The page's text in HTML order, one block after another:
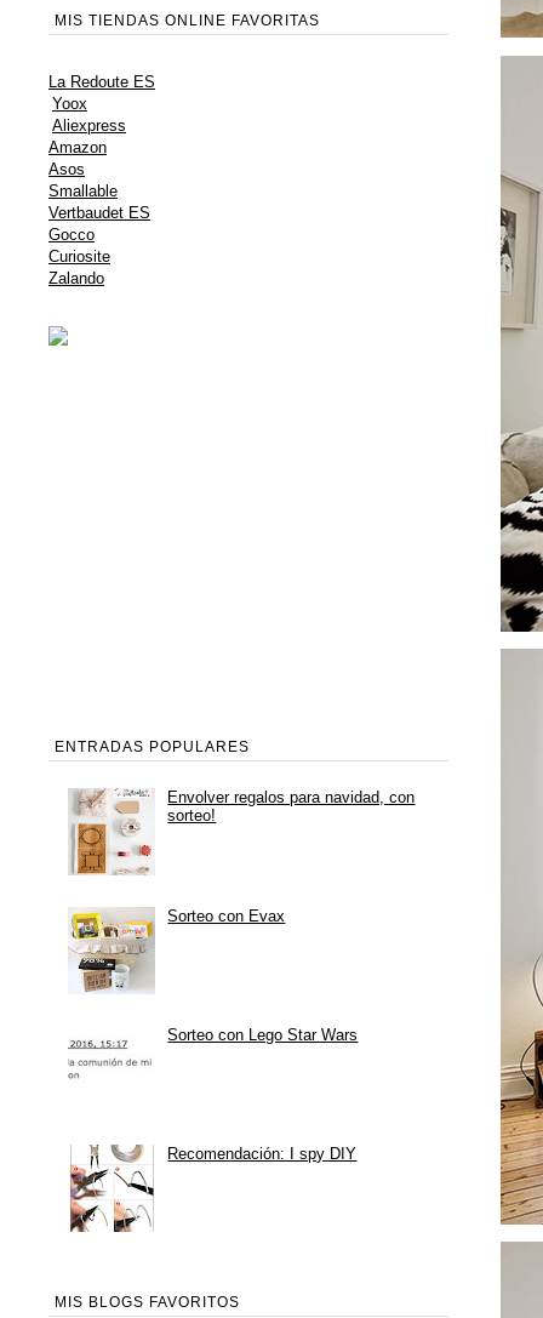
MIS TIENDAS ONLINE FAVORITAS
La Redoute ES
Yoox
Aliexpress
Amazon
Asos
Smallable
Vertbaudet ES
Gocco
Curiosite
Zalando
ENTRADAS POPULARES
Envolver regalos para navidad, con
sorteo!
Sorteo con Evax
Sorteo con Lego Star Wars
Recomendación: I spy DIY
MIS BLOGS FAVORITOS